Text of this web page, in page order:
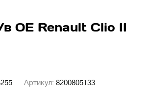
OE Renault Clio II
Артикул: 8200805133